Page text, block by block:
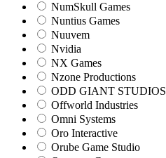
NumSkull Games
Nuntius Games
Nuuvem
Nvidia
NX Games
Nzone Productions
ODD GIANT STUDIOS
Offworld Industries
Omni Systems
Oro Interactive
Orube Game Studio